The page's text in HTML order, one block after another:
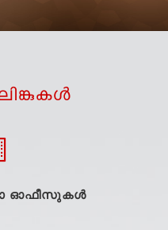
ഓഫീസുകള്‍